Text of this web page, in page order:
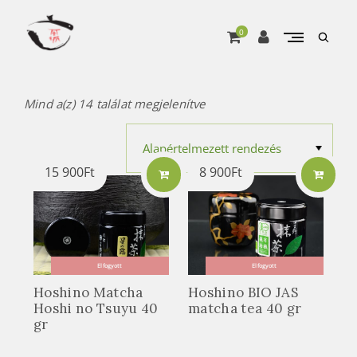
content
e
a
o
n
n
0
open
Mind a(z) 14 találat megjelenítve
Elfogyott
Hoshino Matcha
Hoshi no Tsuyu 40
gr
15 900Ft
Elfogyott
Hoshino BIO JAS
matcha tea 40 gr
8 900Ft